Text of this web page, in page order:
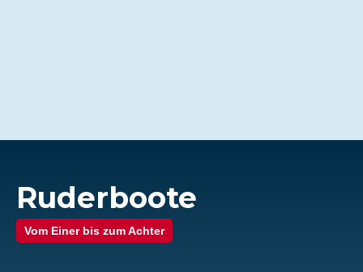
Ruderboote
Vom Einer bis zum Achter